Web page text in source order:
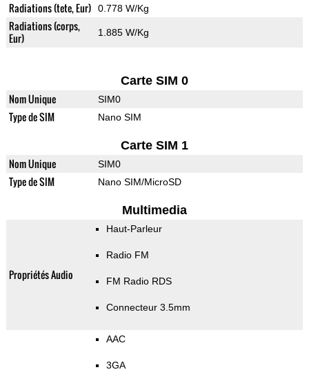
Radiations (tete, Eur) 0.778 W/Kg
Radiations (corps,
Eur)
1.885 W/Kg
Carte SIM 0
Nom Unique SIM0
Type de SIM Nano SIM
Carte SIM 1
Nom Unique SIM0
Type de SIM Nano SIM/MicroSD
Multimedia
Propriétés Audio
Haut-Parleur
Radio FM
FM Radio RDS
Connecteur 3.5mm
AAC
3GA